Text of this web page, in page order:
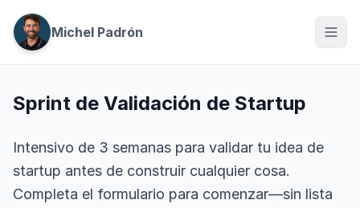
Michel Padrón
Sprint de Validación de Startup
Intensivo de 3 semanas para validar tu idea de
startup antes de construir cualquier cosa.
Completa el formulario para comenzar—sin lista